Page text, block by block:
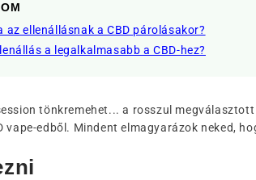
az ellenállásnak a CBD párolásakor?
a legalkalmasabb a CBD-hez?
tönkremehet... a rosszul
vape-edből. Mindent elmagyarázok neked,